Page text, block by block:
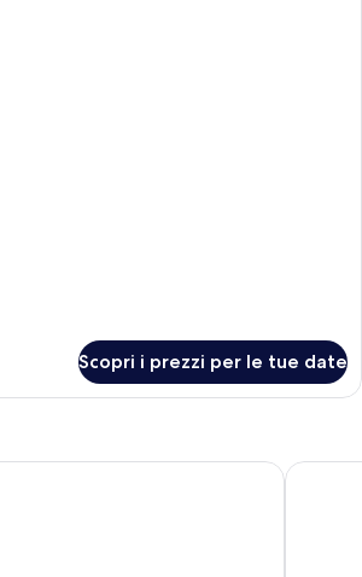
Scopri i prezzi per le tue date
a Luxury Collection Resort, AlgarvePine